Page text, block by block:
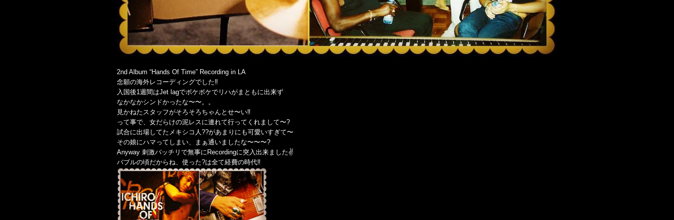
2nd Album “Hands Of Time” Recording in LA
念願の海外レコーディングでした‼️
入国後1週間はJet lagでボケボケでリハがまともに出来ず
なかなかシンドかったな〜〜。。
見かねたスタッフがそろそろちゃんとせ〜い‼️
って事で、女だらけの泥レスに連れて行ってくれまして〜?
試合に出場してたメキシコ人??があまりにも可愛いすぎて〜
その娘にハマってしまい、まぁ通いましたな〜〜〜?
Anyway 刺激バッチリで無事にRecordingに突入出来ました✌️
バブルの頃だからね、使った?は全て経費の時代‼️